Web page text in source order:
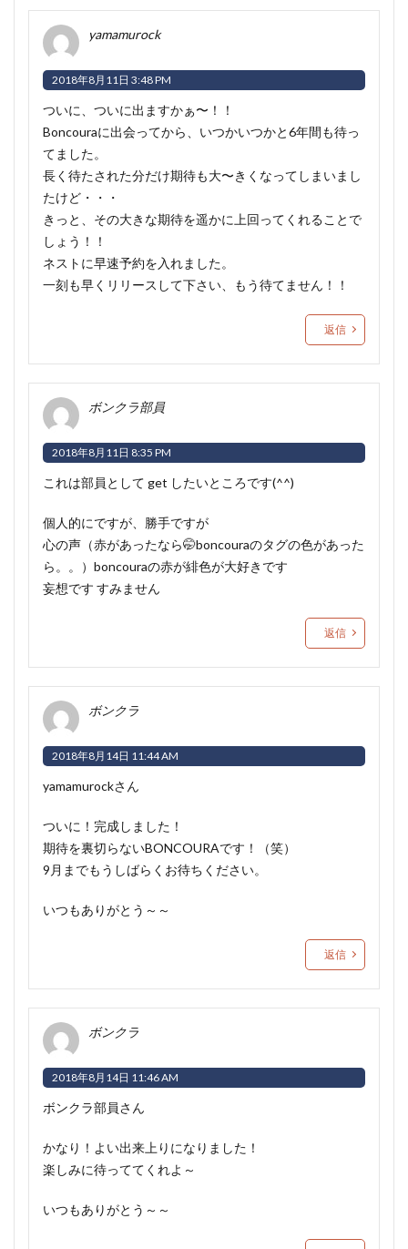
yamamurock
2018年8月11日 3:48 PM
ついに、ついに出ますかぁ〜！！
Boncouraに出会ってから、いつかいつかと6年間も待っ
てました。
長く待たされた分だけ期待も大〜きくなってしまいまし
たけど・・・
きっと、その大きな期待を遥かに上回ってくれることで
しょう！！
ネストに早速予約を入れました。
一刻も早くリリースして下さい、もう待てません！！
返信
ボンクラ部員
2018年8月11日 8:35 PM
これは部員として get したいところです(^^)
個人的にですが、勝手ですが
心の声（赤があったなら🤭boncouraのタグの色があった
ら。。）boncouraの赤が緋色が大好きです
妄想です すみません
返信
ボンクラ
2018年8月14日 11:44 AM
yamamurockさん
ついに！完成しました！
期待を裏切らないBONCOURAです！（笑）
9月までもうしばらくお待ちください。
いつもありがとう～～
返信
ボンクラ
2018年8月14日 11:46 AM
ボンクラ部員さん
かなり！よい出来上りになりました！
楽しみに待っててくれよ～
いつもありがとう～～